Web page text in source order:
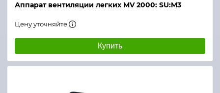
Аппарат вентиляции легких MV 2000: SU:M3
Цену уточняйте
Купить